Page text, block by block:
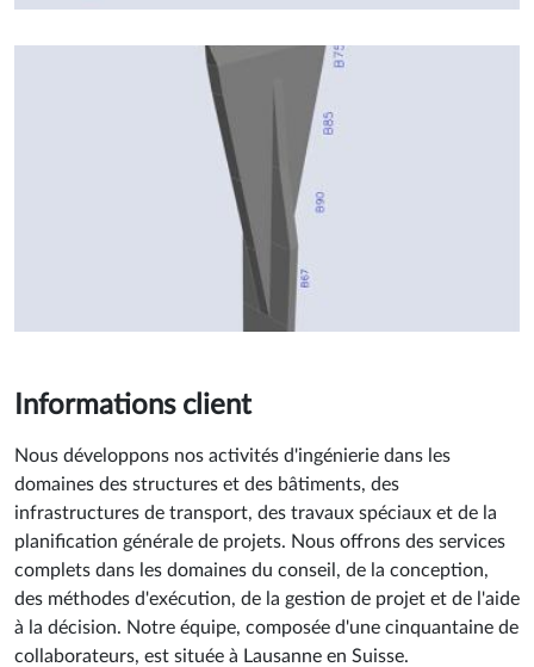
Informations client
Nous développons nos activités d'ingénierie dans les
domaines des structures et des bâtiments, des
infrastructures de transport, des travaux spéciaux et de la
planification générale de projets. Nous offrons des services
complets dans les domaines du conseil, de la conception,
des méthodes d'exécution, de la gestion de projet et de l'aide
à la décision. Notre équipe, composée d'une cinquantaine de
collaborateurs, est située à Lausanne en Suisse.